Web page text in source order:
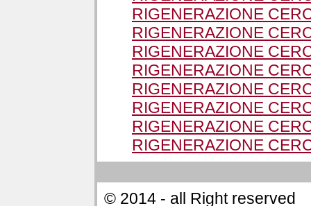
RIGENERAZIONE
RIGENERAZIONE
RIGENERAZIONE
RIGENERAZIONE
RIGENERAZIONE
RIGENERAZIONE
RIGENERAZIONE
RIGENERAZIONE
© 2014 - all Right reserved